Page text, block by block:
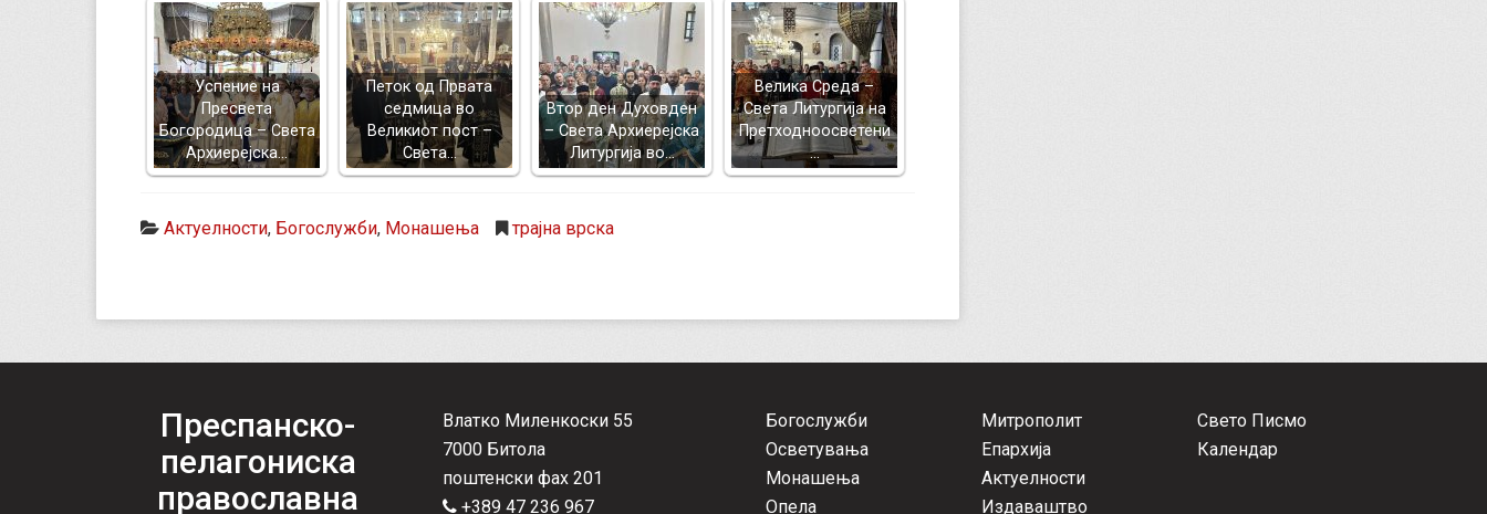
Успение на
Пресвета
Богородица – Света
Архиерејска…
Петок од Првата
седмица во
Великиот пост –
Света…
Втор ден Духовден
– Света Архиерејска
Литургија во…
Велика Среда –
Света Литургија на
Претходноосветени
…
Актуелности, Богослужби, Монашења трајна врска
Преспанско-
пелагониска
православна
Влатко Миленкоски 55
7000 Битола
поштенски фах 201
+389 47 236 967
Богослужби
Осветувања
Монашења
Опела
Митрополит
Епархија
Актуелности
Издаваштво
Свето Писмо
Календар